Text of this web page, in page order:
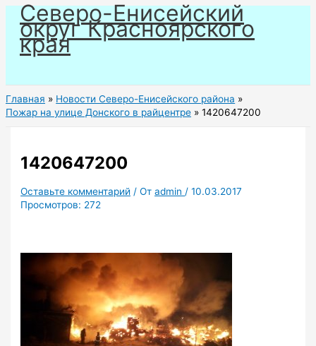
Перейти
содержимому
Северо-Енисейский
округ Красноярского
края
Главная
Новости Северо-Енисейского района
Пожар на улице Донского в райцентре
1420647200
1420647200
Оставьте комментарий / Отadmin /10.03.2017
Просмотров: 272